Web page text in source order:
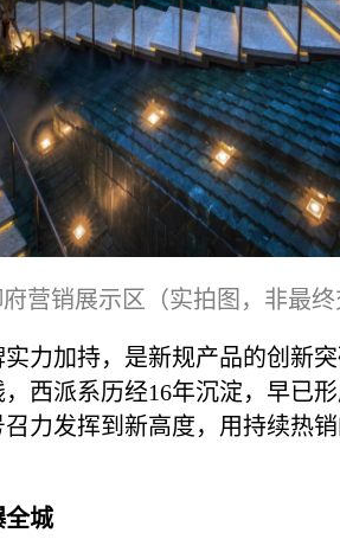
营销展示区（实拍图，非最终
力加持，是新规产品的创新
西派系历经16年沉淀，早已
力发挥到新高度，用持续热
全城